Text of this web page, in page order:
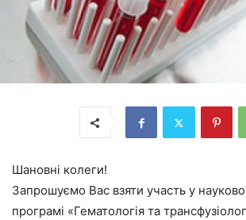
Шановні колеги!
Запрошуємо Вас взяти участь у
програмі «Гематологія та